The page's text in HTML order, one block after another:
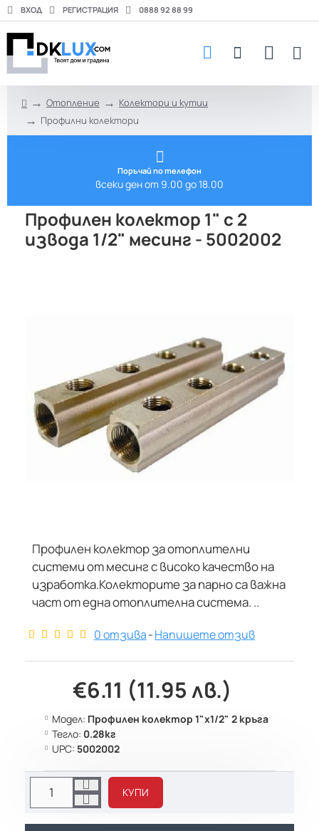
ВХОД РЕГИСТРАЦИЯ 0888 92 88 99
Отопление
Колектори и кутии
Профилни колектори
Поръчай по телефон
всеки ден от 9.00 до 18.00
Профилен колектор 1" с 2
извода 1/2" месинг - 5002002
Профилен колектор за отоплителни
системи от месинг с високо качество на
изработка.Колекторите за парно са важна
част от една отоплителна система. ..
0 отзива-Напишете отзив
€6.11 (11.95 лв.)
Модел: Профилен колектор 1"х1/2" 2 кръга
Тегло: 0.28кг
UPC: 5002002
КУПИ